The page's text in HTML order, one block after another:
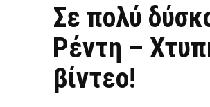
Σε πολύ
Ρέντη –
βίντεο!